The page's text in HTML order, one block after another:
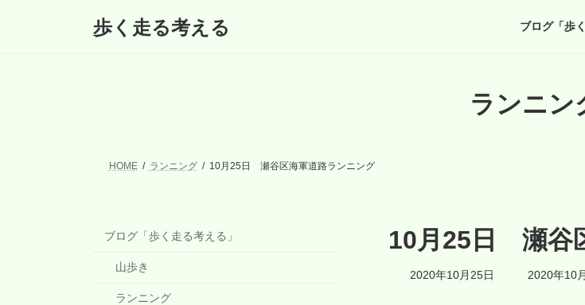
歩く走る考える ブログ「歩
ランニン
HOME ランニング 10月25日 瀬谷区海軍道路ランニング
10月25日 瀬谷
2020年10月25日
最
終
2020年10
ブログ「歩く走る考える」
山歩き
ランニング